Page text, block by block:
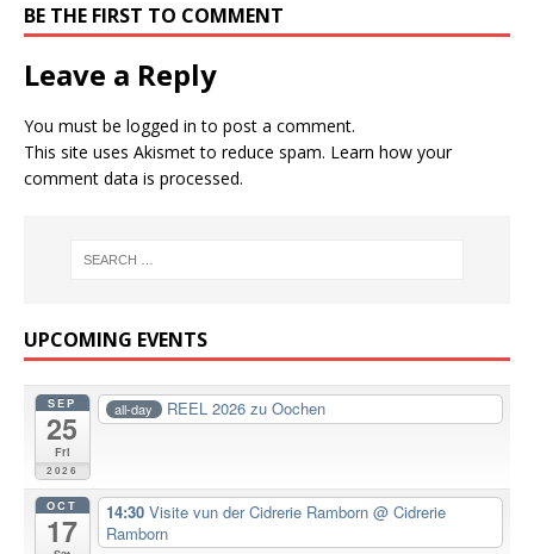
BE THE FIRST TO COMMENT
Leave a Reply
You must be logged in to post a comment.
This site uses Akismet to reduce spam. Learn how your
comment data is processed.
UPCOMING EVENTS
SEP
25
Fri
2026
all-day REEL 2026 zu Oochen
OCT
17
14:30 Visite vun der Cidrerie Ramborn @ Cidrerie
Ramborn